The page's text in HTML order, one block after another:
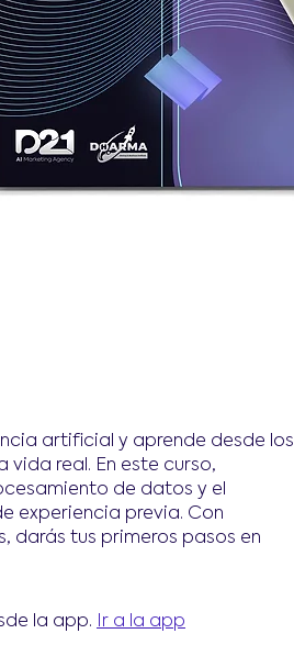
artificial y aprende desde los
real. En este curso,
de datos y el
experiencia previa. Con
darás tus primeros pasos en
la app. Ir a la app